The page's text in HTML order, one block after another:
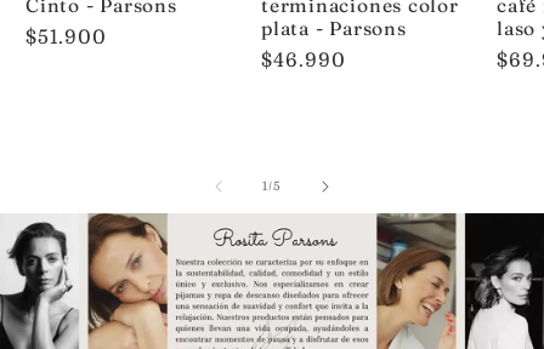
Cinto - Parsons
Precio
$51.900
terminaciones color
plata - Parsons
Precio
$46.990
café
laso
1 /de
5